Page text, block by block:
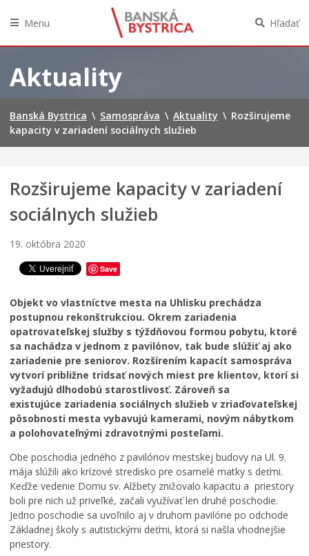
obsah
Menu Hľadať
Aktuality
Banská Bystrica \ Samospráva \ Aktuality \ Rozširujeme
kapacity v zariadení sociálnych služieb
Rozširujeme kapacity v zariadení
sociálnych služieb
19. októbra 2020
Save
Objekt vo vlastníctve mesta na Uhlisku prechádza
postupnou rekonštrukciou. Okrem zariadenia
opatrovateľskej služby s týždňovou formou pobytu, ktoré
sa nachádza v jednom z pavilónov, tak bude slúžiť aj ako
zariadenie pre seniorov. Rozšírením kapacít samospráva
vytvorí približne tridsať nových miest pre klientov, ktorí si
vyžadujú dlhodobú starostlivosť. Zároveň sa
existujúce zariadenia sociálnych služieb v zriaďovateľskej
pôsobnosti mesta vybavujú kamerami, novým nábytkom
a polohovateľnými zdravotnými posteľami.
Obe poschodia jedného z pavilónov mestskej budovy na Ul. 9.
mája slúžili ako krízové stredisko pre osamelé matky s deťmi.
Keďže vedenie Domu sv. Alžbety znižovalo kapacitu a priestory
boli pre nich už priveľké, začali využívať len druhé poschodie.
Jedno poschodie sa uvoľnilo aj v druhom pavilóne po odchode
Základnej školy s autistickými deťmi, ktorá si našla vhodnejšie
priestory.
V
u
z
n
á